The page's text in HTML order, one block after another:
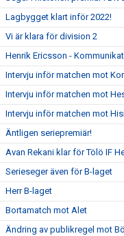
Lagbygget klart inför 2022!
Vi är klara för division 2
Henrik Ericsson -
Intervju inför matchen mot
Intervju inför matchen mot
Intervju inför matchen mot
Äntligen seriepremiär!
Avan Rekani klar för Tölö IF
Serieseger även för B-laget
Herr B-laget
Bortamatch mot Alet
Ändring av publikregel mot